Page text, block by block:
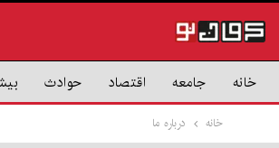
خانه جامعه اقتصاد حوادث
خانه درباره ما